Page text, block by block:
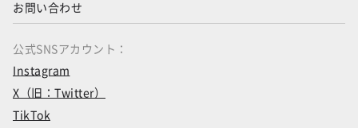
お問い合わせ
公式SNSアカウント：
Instagram
X（旧：Twitter）
TikTok